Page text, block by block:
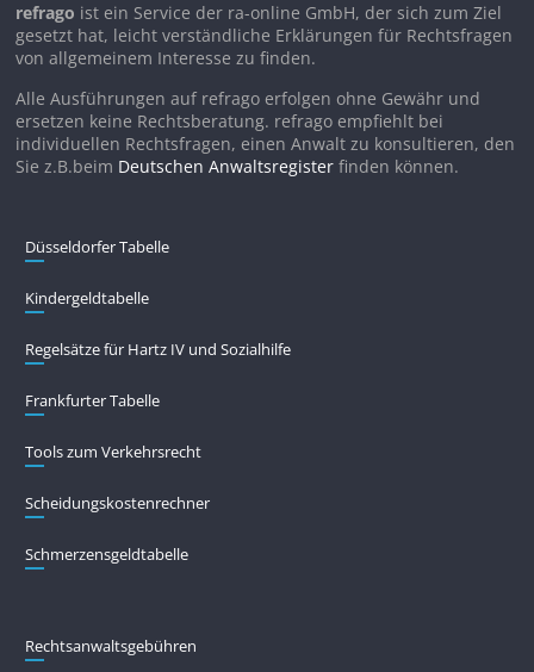
refrago ist ein Service der ra-online GmbH, der sich zum Ziel
gesetzt hat, leicht verständliche Erklärungen für Rechtsfragen
von allgemeinem Interesse zu finden.
Alle Ausführungen auf refrago erfolgen ohne Gewähr und
ersetzen keine Rechtsberatung. refrago empfiehlt bei
individuellen Rechtsfragen, einen Anwalt zu konsultieren, den
Sie z.B.beim Deutschen Anwaltsregister finden können.
Düsseldorfer Tabelle
Kindergeldtabelle
Regelsätze für Hartz IV und Sozialhilfe
Frankfurter Tabelle
Tools zum Verkehrsrecht
Scheidungskostenrechner
Schmerzensgeldtabelle
Rechtsanwaltsgebühren